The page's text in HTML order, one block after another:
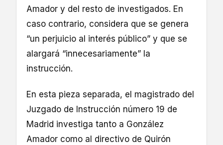
Amador y del resto de investigados. En
caso contrario, considera que se genera
“un perjuicio al interés público” y que se
alargará “innecesariamente” la
instrucción.
En esta pieza separada, el magistrado del
Juzgado de Instrucción número 19 de
Madrid investiga tanto a González
Amador como al directivo de Quirón